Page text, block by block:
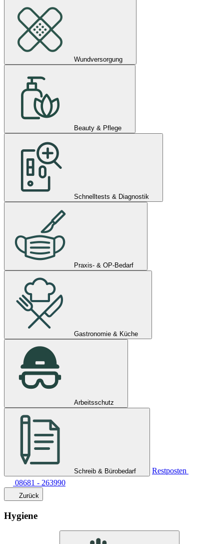
Wundversorgung
Beauty & Pflege
Schnelltests & Diagnostik
Praxis- & OP-Bedarf
Gastronomie & Küche
Arbeitsschutz
Schreib & Bürobedarf
Restposten
08681 - 263990
Zurück
Hygiene